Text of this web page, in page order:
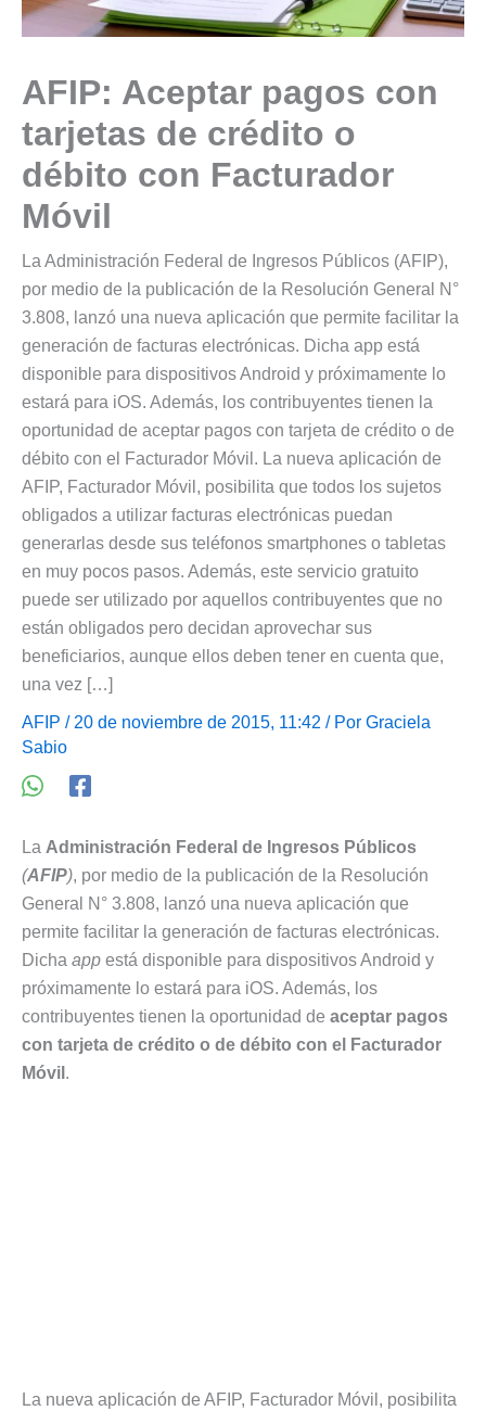
AFIP: Aceptar pagos con
tarjetas de crédito o
débito con Facturador
Móvil
La Administración Federal de Ingresos Públicos (AFIP),
por medio de la publicación de la Resolución General N°
3.808, lanzó una nueva aplicación que permite facilitar la
generación de facturas electrónicas. Dicha app está
disponible para dispositivos Android y próximamente lo
estará para iOS. Además, los contribuyentes tienen la
oportunidad de aceptar pagos con tarjeta de crédito o de
débito con el Facturador Móvil. La nueva aplicación de
AFIP, Facturador Móvil, posibilita que todos los sujetos
obligados a utilizar facturas electrónicas puedan
generarlas desde sus teléfonos smartphones o tabletas
en muy pocos pasos. Además, este servicio gratuito
puede ser utilizado por aquellos contribuyentes que no
están obligados pero decidan aprovechar sus
beneficiarios, aunque ellos deben tener en cuenta que,
una vez […]
AFIP / 20 de noviembre de 2015, 11:42 / Por Graciela
Sabio
La Administración Federal de Ingresos Públicos
(AFIP), por medio de la publicación de la Resolución
General N° 3.808, lanzó una nueva aplicación que
permite facilitar la generación de facturas electrónicas.
Dicha app está disponible para dispositivos Android y
próximamente lo estará para iOS. Además, los
contribuyentes tienen la oportunidad de aceptar pagos
con tarjeta de crédito o de débito con el Facturador
Móvil .
La nueva aplicación de AFIP, Facturador Móvil, posibilita